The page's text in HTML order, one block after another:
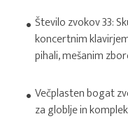
Število zvokov 33:
koncertnim
pihali, mešanim
Večplasten bogat
za globlje in